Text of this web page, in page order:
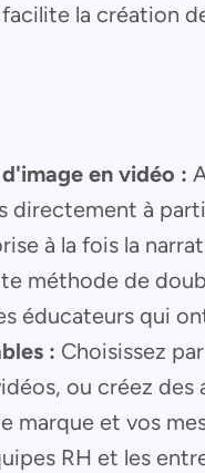
la création
en vidéo :
directement à
à la fois la
méthode de
éducateurs qui
: Choisissez
ou créez des
marque et vos
RH et les